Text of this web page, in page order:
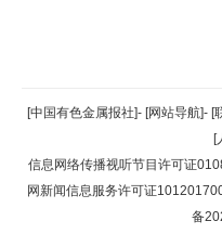
[中国有色金属报社]- [网站导航]- [
[
信息网络传播视听节目许可证
网新闻信息服务许可证
备